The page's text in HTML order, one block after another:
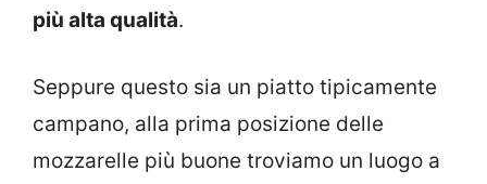
più alta qualità.
Seppure questo sia un piatto tipicamente
campano, alla prima posizione delle
mozzarelle più buone troviamo un luogo a